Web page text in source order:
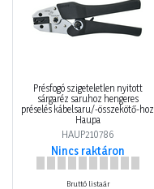
Présfogó szigeteletlen nyitott
sárgaréz saruhoz hengeres
préselés kábelsaru/-összekötő-hoz
Haupa
HAUP210786
Nincs raktáron
Bruttó listaár